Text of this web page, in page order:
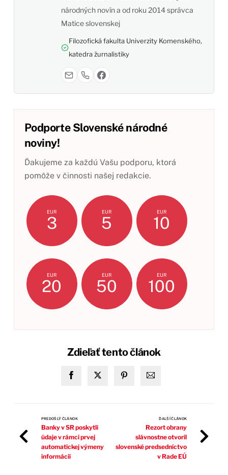
národných novín a od roku 2014 správca
Matice slovenskej
Filozofická fakulta Univerzity Komenského,
katedra žurnalistiky
Podporte Slovenské národné
noviny!
Ďakujeme za každú Vašu podporu, ktorá
pomôže v činnosti našej redakcie.
EUR
3
EUR
5
EUR
10
EUR
20
EUR
50
EUR
100
Zdieľať tento článok
PREDOŠLÝ ČLÁNOK
Banky v SR poskytli
údaje v rámci prvej
automatickej výmeny
informácií
ĎALŠÍ ČLÁNOK
Rezort obrany
slávnostne otvoril
slovenské predsedníctvo
v Rade EÚ